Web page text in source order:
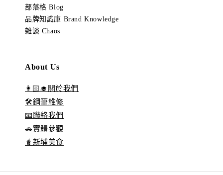
部落格 Blog
品牌知識庫 Brand Knowledge
雜談 Chaos
About Us
👩🏻‍🎓關於我們
🛠️鋼筆維修
📧聯絡我們
🚗實體參觀
🧋新埔美食